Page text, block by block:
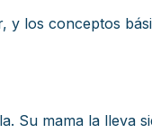
los conceptos
Su mama la lleva